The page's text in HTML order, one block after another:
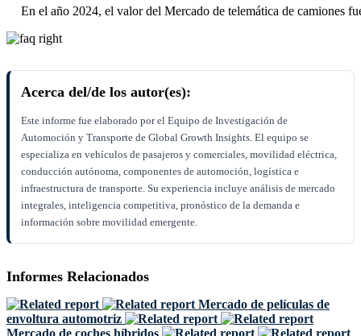
En el año 2024, el valor del Mercado de telemática de camiones
Acerca del/de los autor(es):
Este informe fue elaborado por el Equipo de Investigación de
Automoción y Transporte de Global Growth Insights. El equipo se
especializa en vehículos de pasajeros y comerciales, movilidad eléctrica,
conducción autónoma, componentes de automoción, logística e
infraestructura de transporte. Su experiencia incluye análisis de mercado
integrales, inteligencia competitiva, pronóstico de la demanda e
información sobre movilidad emergente.
Informes Relacionados
Mercado de películas de
envoltura automotriz
Mercado de coches híbridos